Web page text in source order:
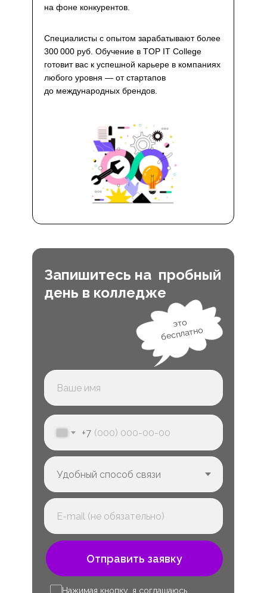
на фоне конкурентов.
Специалисты с опытом зарабатывают более
300 000 руб. Обучение в TOP IT College
готовит вас к успешной карьере в компаниях
любого уровня — от стартапов
до международных брендов.
Запишитесь на пробный
день в колледже
+7
Отправить заявку
это
бесплатно
Нажимая кнопку, я соглашаюсь